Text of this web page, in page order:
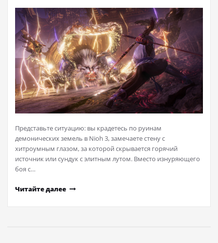
Представьте ситуацию: вы крадетесь по руинам
демонических земель в Nioh 3, замечаете стену с
хитроумным глазом, за которой скрывается горячий
источник или сундук с элитным лутом. Вместо изнуряющего
боя с…
Читайте далее